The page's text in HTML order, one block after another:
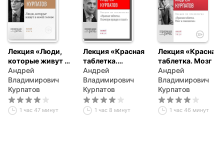
Лекция «Люди,
которые живут в
моей голове»
Андрей
Владимирович
Курпатов
1 час 47 минут
Лекция «Красная
таблетка.
Посмотри правде
в глаза!»
Андрей
Владимирович
Курпатов
1 час 8 минут
Лекция «Красная
таблетка. Мозг и
психология»
Андрей
Владимирович
Курпатов
1 час 46 минут